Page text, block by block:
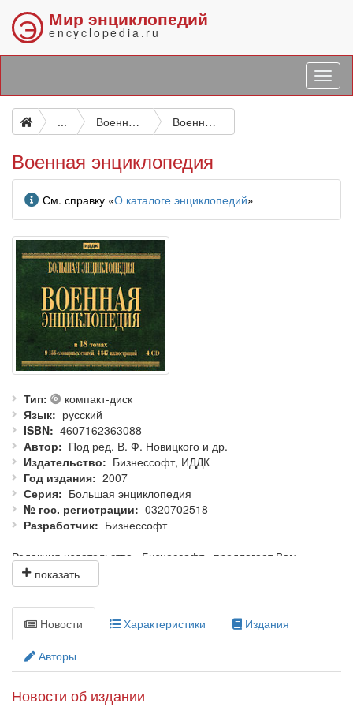
Э Мир энциклопедий
encyclopedia.ru
... Военное искусство. Военные науки. Оборона страны. Вооруженные силы Военная энциклопедия
Военная энциклопедия
Информация
См. справку «О каталоге энциклопедий»
Тип
компакт-диск
Язык
русский
ISBN
4607162363088
Автор
Под ред. В. Ф. Новицкого и др.
Издательство
Бизнессофт, ИДДК
Год издания
2007
Серия
Большая энциклопедия
№ гос. регистрации
0320702518
Разработчик
Бизнессофт
Редакция издательства «Бизнессофт» предлагает Вам
наиболее информативную, иллюстрированную, объективную
и полную Военную энциклопедию (по объему текстов и
иллюстраций), выпущенную на русском языке до
сегодняшнего дня.
Энциклопедия изданная И. Д. Сытиным (Санкт-Петербург) в
1911-1915 гг. в 18 томах. Статьи, написанные выдающимися
военными теоретиками и учеными того времени (ген.-лейт. К.
И. Величко, полковник В. Ф. Новицкий, военн. инжен.,
Новости Характеристики Издания
Авторы
Новости об издании